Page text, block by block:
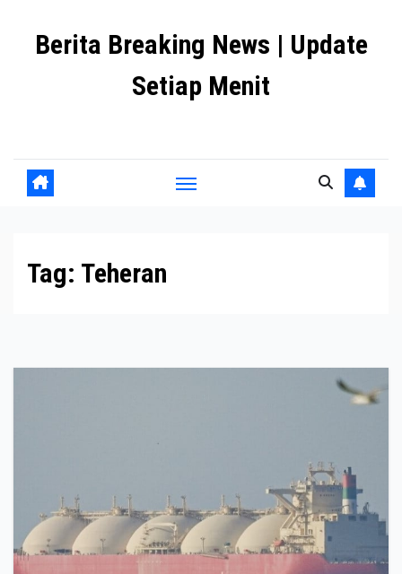
Berita Breaking News | Update
Setiap Menit
Tag: Teheran